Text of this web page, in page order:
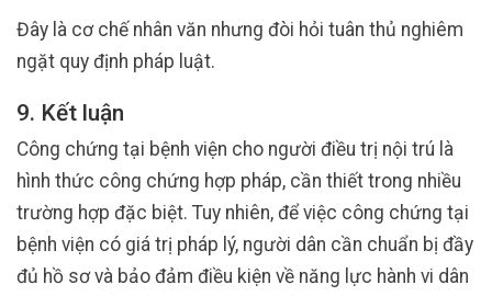
Đây là cơ chế nhân văn nhưng đòi hỏi tuân thủ nghiêm
ngặt quy định pháp luật.
9. Kết luận
Công chứng tại bệnh viện cho người điều trị nội trú là
hình thức công chứng hợp pháp, cần thiết trong nhiều
trường hợp đặc biệt. Tuy nhiên, để việc công chứng tại
bệnh viện có giá trị pháp lý, người dân cần chuẩn bị đầy
đủ hồ sơ và bảo đảm điều kiện về năng lực hành vi dân